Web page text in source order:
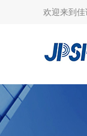
欢迎来到 佳